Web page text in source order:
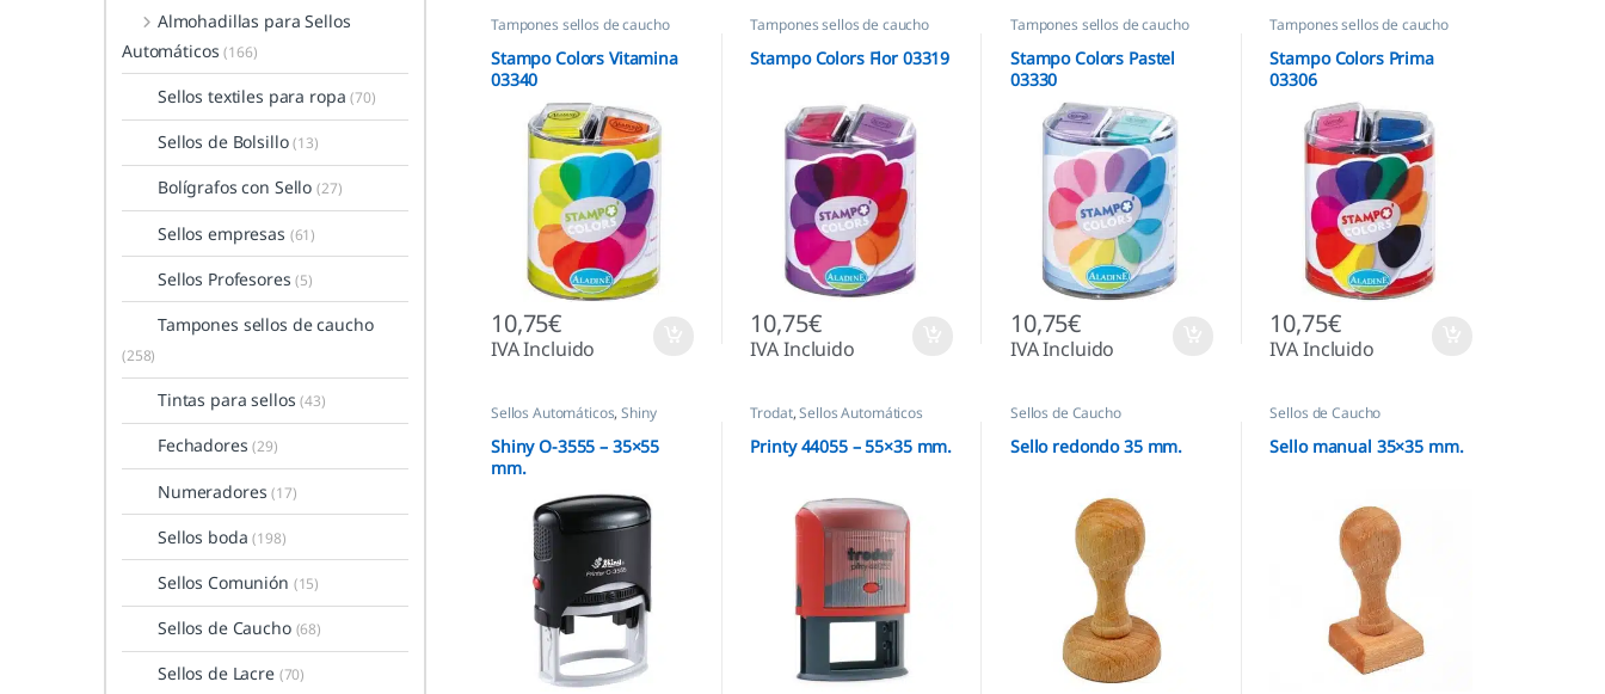
Tampones sellos de caucho
Stampo Colors Vitamina
03340
10,75€
IVA Incluido
Tampones sellos de caucho
Stampo Colors Flor 03319
10,75€
IVA Incluido
Tampones sellos de caucho
Stampo Colors Pastel
03330
10,75€
IVA Incluido
Tampones sellos de caucho
Stampo Colors Prima
03306
10,75€
IVA Incluido
Sellos Automáticos,Shiny
Shiny O-3555 – 35×55
mm.
Trodat,Sellos Automáticos
Printy 44055 – 55×35 mm.
Sellos de Caucho
Sello redondo 35 mm.
Sellos de Caucho
Sello manual 35×35 mm.
Almohadillas para Sellos
Automáticos(166)
Sellos textiles para ropa(70)
Sellos de Bolsillo(13)
Bolígrafos con Sello(27)
Sellos empresas (61)
Sellos Profesores(5)
Tampones sellos de caucho
(258)
Tintas para sellos(43)
Fechadores(29)
Numeradores(17)
Sellos boda(198)
Sellos Comunión (15)
Sellos de Caucho (68)
Sellos de Lacre (70)